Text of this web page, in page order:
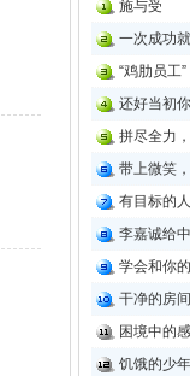
施与受
一次成功
“鸡肋员工
还好当初
拼尽全力
带上微笑
有目标的
李嘉诚给
学会和你
干净的房
困境中的
饥饿的少年